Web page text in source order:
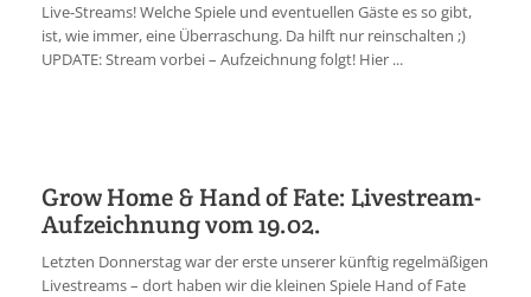
Jobs
Live-Streams! Welche Spiele und eventuellen Gäste es so gibt,
ist, wie immer, eine Überraschung. Da hilft nur reinschalten ;)
UPDATE: Stream vorbei – Aufzeichnung folgt! Hier ...
Grow Home & Hand of Fate: Livestream-
Aufzeichnung vom 19.02.
Letzten Donnerstag war der erste unserer künftig regelmäßigen
Livestreams – dort haben wir die kleinen Spiele Hand of Fate